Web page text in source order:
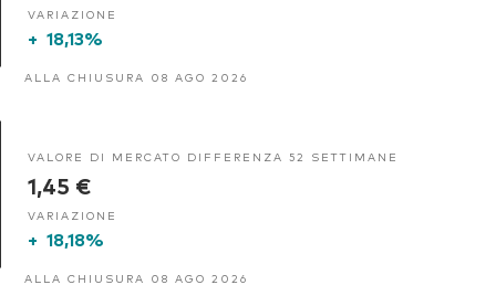
VARIAZIONE
+ 18,13%
ALLA CHIUSURA 08 AGO 2026
VALORE DI MERCATO DIFFERENZA 52 SETTIMANE
1,45 €
VARIAZIONE
+ 18,18%
ALLA CHIUSURA 08 AGO 2026